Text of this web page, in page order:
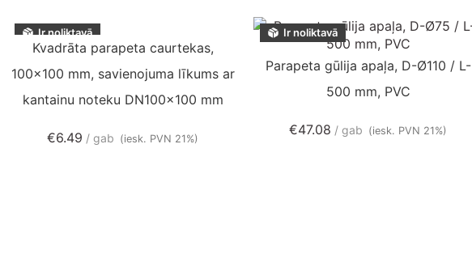
Ir noliktavā
Kvadrāta parapeta caurtekas,
100×100 mm, savienojuma līkums ar
kantainu noteku DN100x100 mm
€6.49 gab (iesk. PVN 21%)
Ir noliktavā
Parapeta gūlija apaļa, D-Ø110 / L-
500 mm, PVC
€47.08 gab (iesk. PVN 21%)